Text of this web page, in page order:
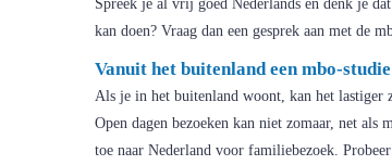
Spreek je al vrij goed Nederlands en denk je
kan doen? Vraag dan een gesprek aan met de
Vanuit het buitenland een mbo-
Als je in het buitenland woont, kan het lastiger
Open dagen bezoeken kan niet zomaar, net als
toe naar Nederland voor familiebezoek.